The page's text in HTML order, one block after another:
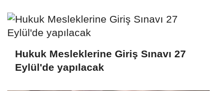
Hukuk Mesleklerine Giriş Sınavı 27
Eylül'de yapılacak